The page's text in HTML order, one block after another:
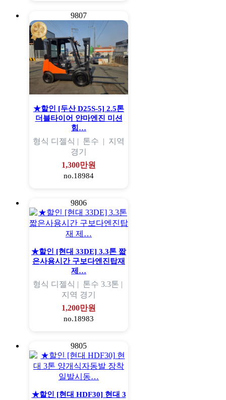
9807
★할인 [두산 D25S-5] 2.5톤
더블타이어 얀마엔진 미션
힘…
형식 디젤식 | 톤수 | 지역
경기
1,300만원
no.18984
9806
★할인 [현대 33DE] 3.3톤 짧
은사용시간 구보다엔진탑재
제…
형식 디젤식 | 톤수 3.3톤 |
지역 경기
1,200만원
no.18983
9805
★할인 [현대 HDF30] 현대 3